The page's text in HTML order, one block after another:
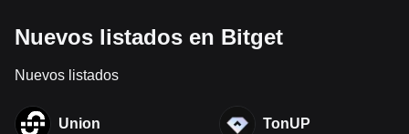
Nuevos listados en Bitget
Nuevos listados
Union TonUP